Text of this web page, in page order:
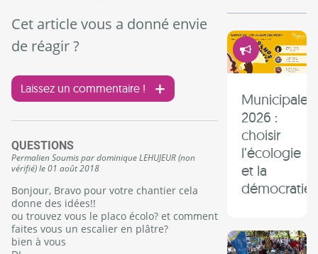
Municipales
2026 :
choisir
l’écologie
et la
démocratie
Cet article vous a donné envie
de réagir ?
Laissez un commentaire !
QUESTIONS
PermalienSoumis pardominique LEHUJEUR (non
vérifié)le01 août 2018
Bonjour, Bravo pour votre chantier cela
donne des idées!!
ou trouvez vous le placo écolo? et comment
faites vous un escalier en plâtre?
bien à vous